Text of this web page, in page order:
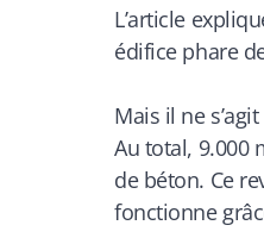
L’article
édifice phare
Mais il ne
Au total, 9.000
de béton. Ce
fonctionne